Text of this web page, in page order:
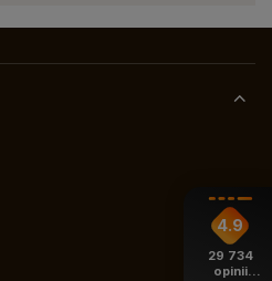
4.9
29 734
opinii